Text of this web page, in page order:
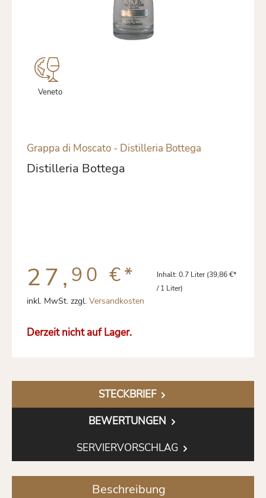
Veneto
Grappa di Moscato - Distilleria Bottega
Distilleria Bottega
27, 90 €* Inhalt: 0.7 Liter(39,86 €*
/ 1 Liter)
inkl. MwSt. zzgl. Versandkosten
Derzeit nicht auf Lager.
STECKBRIEF
BEWERTUNGEN
SERVIERVORSCHLAG
Beschreibung